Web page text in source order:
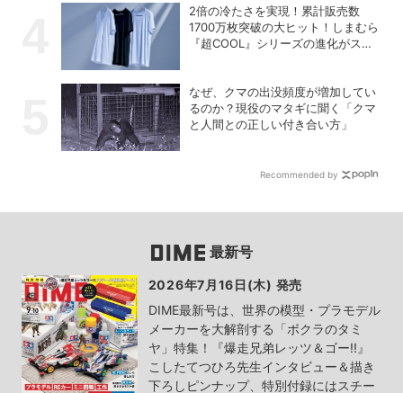
2倍の冷たさを実現！累計販売数
1700万枚突破の大ヒット！しまむら
『超COOL』シリーズの進化がスゴ
なぜ、クマの出没頻度が増加してい
るのか？現役のマタギに聞く「クマ
と人間との正しい付き合い方」
Recommended by
最新号
2026年7月16日(木) 発売
DIME最新号は、世界の模型・プラモデル
メーカーを大解剖する「ボクラのタミ
ヤ」特集！『爆走兄弟レッツ＆ゴー!!』
こしたてつひろ先生インタビュー＆描き
下ろしピンナップ、特別付録にはスチー